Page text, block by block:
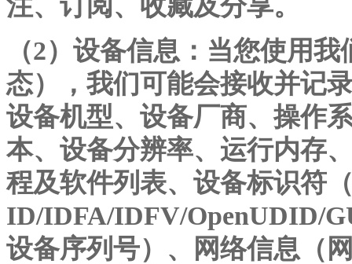
注、订阅、收藏及分享。
（2）设备信息：当您使用
态），我们可能会接收并记
设备机型、设备厂商、操作
本、设备分辨率、运行内存
程及软件列表、设备标识符
ID/IDFA/IDFV/OpenUDID/
设备序列号）、网络信息（